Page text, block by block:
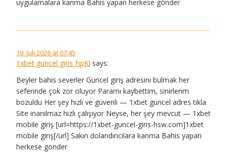
uygulamalara kanma Bahis yapan herkese gönder
19. Juli 2026 at 07:45
1xbet guncel giris_hpKl says:
Beyler bahis severler Güncel giriş adresini bulmak her
seferinde çok zor oluyor Paramı kaybettim, sinirlerim
bozuldu Her şey hızlı ve güvenli — 1xbet güncel adres tıkla
Site inanılmaz hızlı çalışıyor Neyse, her şey mevcut — 1xbet
mobile giriş [url=https://1xbet-guncel-giris-hsw.com]1xbet
mobile giriş[/url] Sakın dolandırıcılara kanma Bahis yapan
herkese gönder